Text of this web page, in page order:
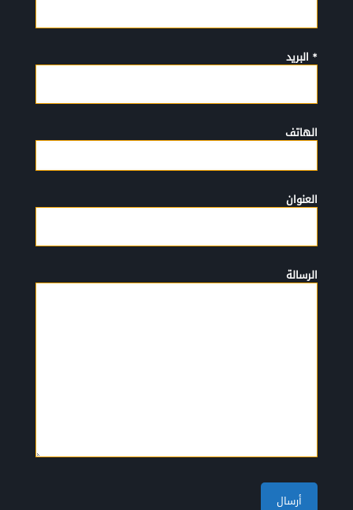
* البريد
الهاتف
العنوان
الرسالة